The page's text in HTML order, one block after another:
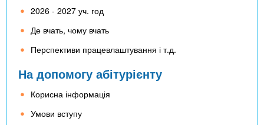
2026 - 2027 уч. год
Де вчать, чому вчать
Перспективи працевлаштування і т.д.
На допомогу абітурієнту
Корисна інформація
Умови вступу